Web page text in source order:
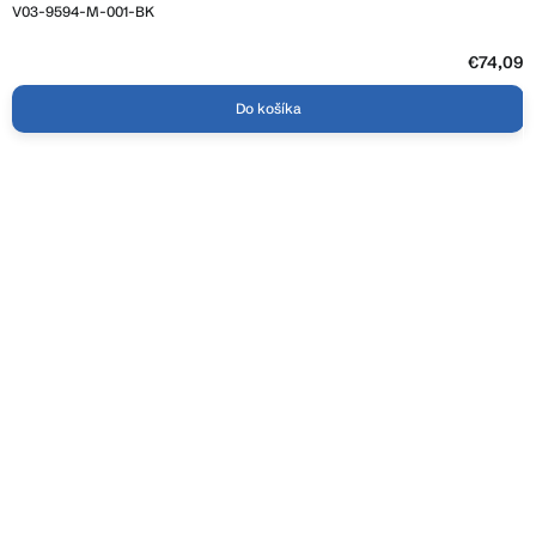
V03-9594-M-001-BK
€74,09
Do košíka